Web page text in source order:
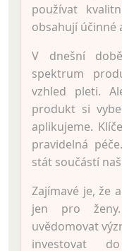
používat
obsahují účinné
V dnešní
spektrum
vzhled pleti.
produkt si
aplikujeme.
pravidelná
stát součástí
Zajímavé je, že
jen pro
uvědomovat
investovat